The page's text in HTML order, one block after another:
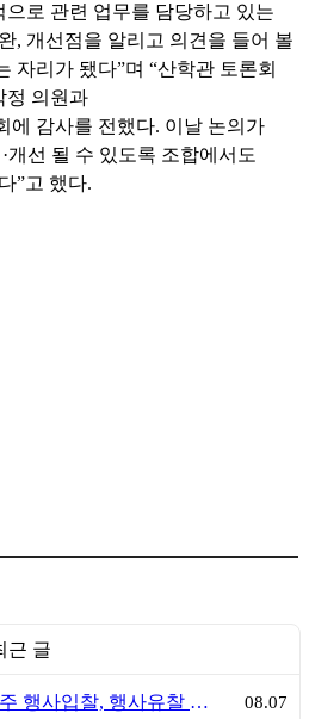
로 관련 업무를 담당하고 있는
, 개선점을 알리고 의견을 들어 볼
자리가 됐다”며 “산학관 토론회
정 의원과
에 감사를 전했다. 이날 논의가
개선 될 수 있도록 조합에서도
”고 했다.
근 글
[행사입찰]8월 첫째 주 행사입찰, 행사유찰 결과 08.07